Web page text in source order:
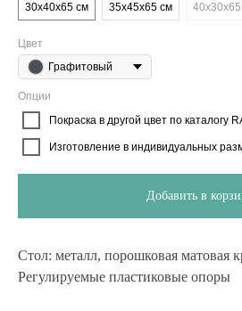
30х40х65 см
35х45х65 см
Цвет
Графитовый
Опции
Покраска в другой цвет по каталогу
Изготовление в индивидуальных
Добавить в
Стол: металл, порошковая матовая
Регулируемые пластиковые опоры